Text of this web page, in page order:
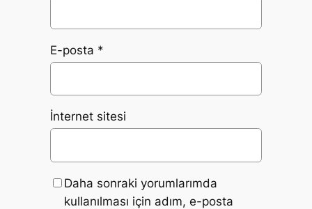
E-posta *
İnternet sitesi
Daha sonraki yorumlarımda
kullanılması için adım, e-posta